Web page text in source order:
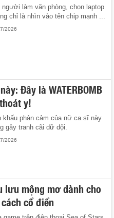
làm văn phòng, chọn laptop
chỉ là nhìn vào tên chip mạnh ...
2026
Đây là WATERBOMB
y!
khấu phản cảm của nữ ca sĩ này
gây tranh cãi dữ dội.
2026
lưu mộng mơ dành cho
cổ điển